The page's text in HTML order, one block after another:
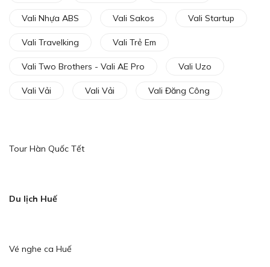
Vali Nhựa ABS Vali Sakos Vali Startup
Vali Travelking Vali Trẻ Em
Vali Two Brothers - Vali AE Pro Vali Uzo
Vali Vải Vali Vải Vali Đăng Công
Tour Hàn Quốc Tết
Du lịch Huế
Vé nghe ca Huế